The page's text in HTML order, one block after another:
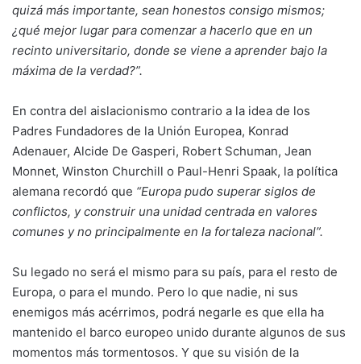
quizá más importante, sean honestos consigo mismos;
¿qué mejor lugar para comenzar a hacerlo que en un
recinto universitario, donde se viene a aprender bajo la
máxima de la verdad?”.
En contra del aislacionismo contrario a la idea de los
Padres Fundadores de la Unión Europea, Konrad
Adenauer, Alcide De Gasperi, Robert Schuman, Jean
Monnet, Winston Churchill o Paul-Henri Spaak, la política
alemana recordó que “Europa pudo superar siglos de
conflictos, y construir una unidad centrada en valores
comunes y no principalmente en la fortaleza nacional”.
Su legado no será el mismo para su país, para el resto de
Europa, o para el mundo. Pero lo que nadie, ni sus
enemigos más acérrimos, podrá negarle es que ella ha
mantenido el barco europeo unido durante algunos de sus
momentos más tormentosos. Y que su visión de la